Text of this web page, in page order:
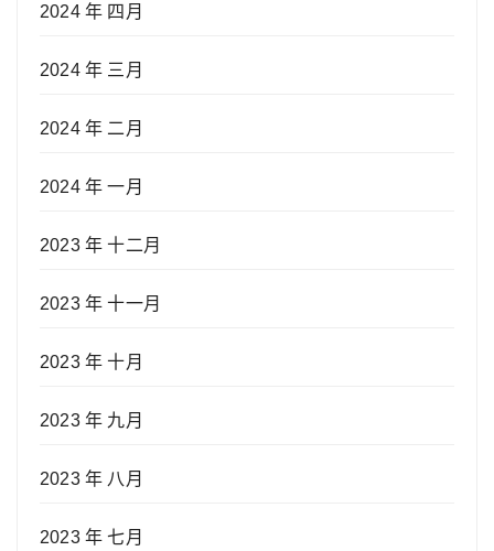
2024 年 四月
2024 年 三月
2024 年 二月
2024 年 一月
2023 年 十二月
2023 年 十一月
2023 年 十月
2023 年 九月
2023 年 八月
2023 年 七月